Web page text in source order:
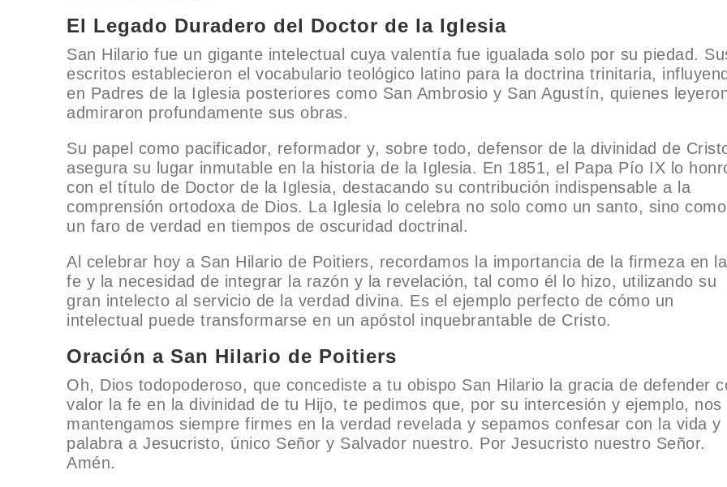
El Legado Duradero del Doctor de la Iglesia
San Hilario fue un gigante intelectual cuya valentía fue igualada solo por su piedad.
escritos establecieron el vocabulario teológico latino para la doctrina trinitaria,
en Padres de la Iglesia posteriores como San Ambrosio y San Agustín, quienes
admiraron profundamente sus obras.
Su papel como pacificador, reformador y, sobre todo, defensor de la divinidad de
asegura su lugar inmutable en la historia de la Iglesia. En 1851, el Papa Pío IX lo
con el título de Doctor de la Iglesia, destacando su contribución indispensable a la
comprensión ortodoxa de Dios. La Iglesia lo celebra no solo como un santo, sino como
un faro de verdad en tiempos de oscuridad doctrinal.
Al celebrar hoy a San Hilario de Poitiers, recordamos la importancia de la firmeza en la
fe y la necesidad de integrar la razón y la revelación, tal como él lo hizo, utilizando su
gran intelecto al servicio de la verdad divina. Es el ejemplo perfecto de cómo un
intelectual puede transformarse en un apóstol inquebrantable de Cristo.
Oración a San Hilario de Poitiers
Oh, Dios todopoderoso, que concediste a tu obispo San Hilario la gracia de defender
valor la fe en la divinidad de tu Hijo, te pedimos que, por su intercesión y ejemplo, nos
mantengamos siempre firmes en la verdad revelada y sepamos confesar con la vida y
palabra a Jesucristo, único Señor y Salvador nuestro. Por Jesucristo nuestro Señor.
Amén.